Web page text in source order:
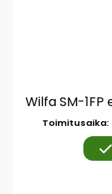
Toimitusaika: